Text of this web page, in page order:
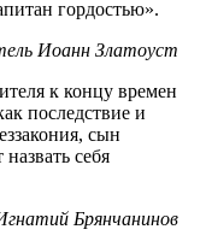
гордостью».
Иоанн Златоуст
к концу времен
последствие и
сын
себя
Брянчанинов